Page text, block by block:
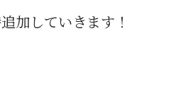
加していきます！